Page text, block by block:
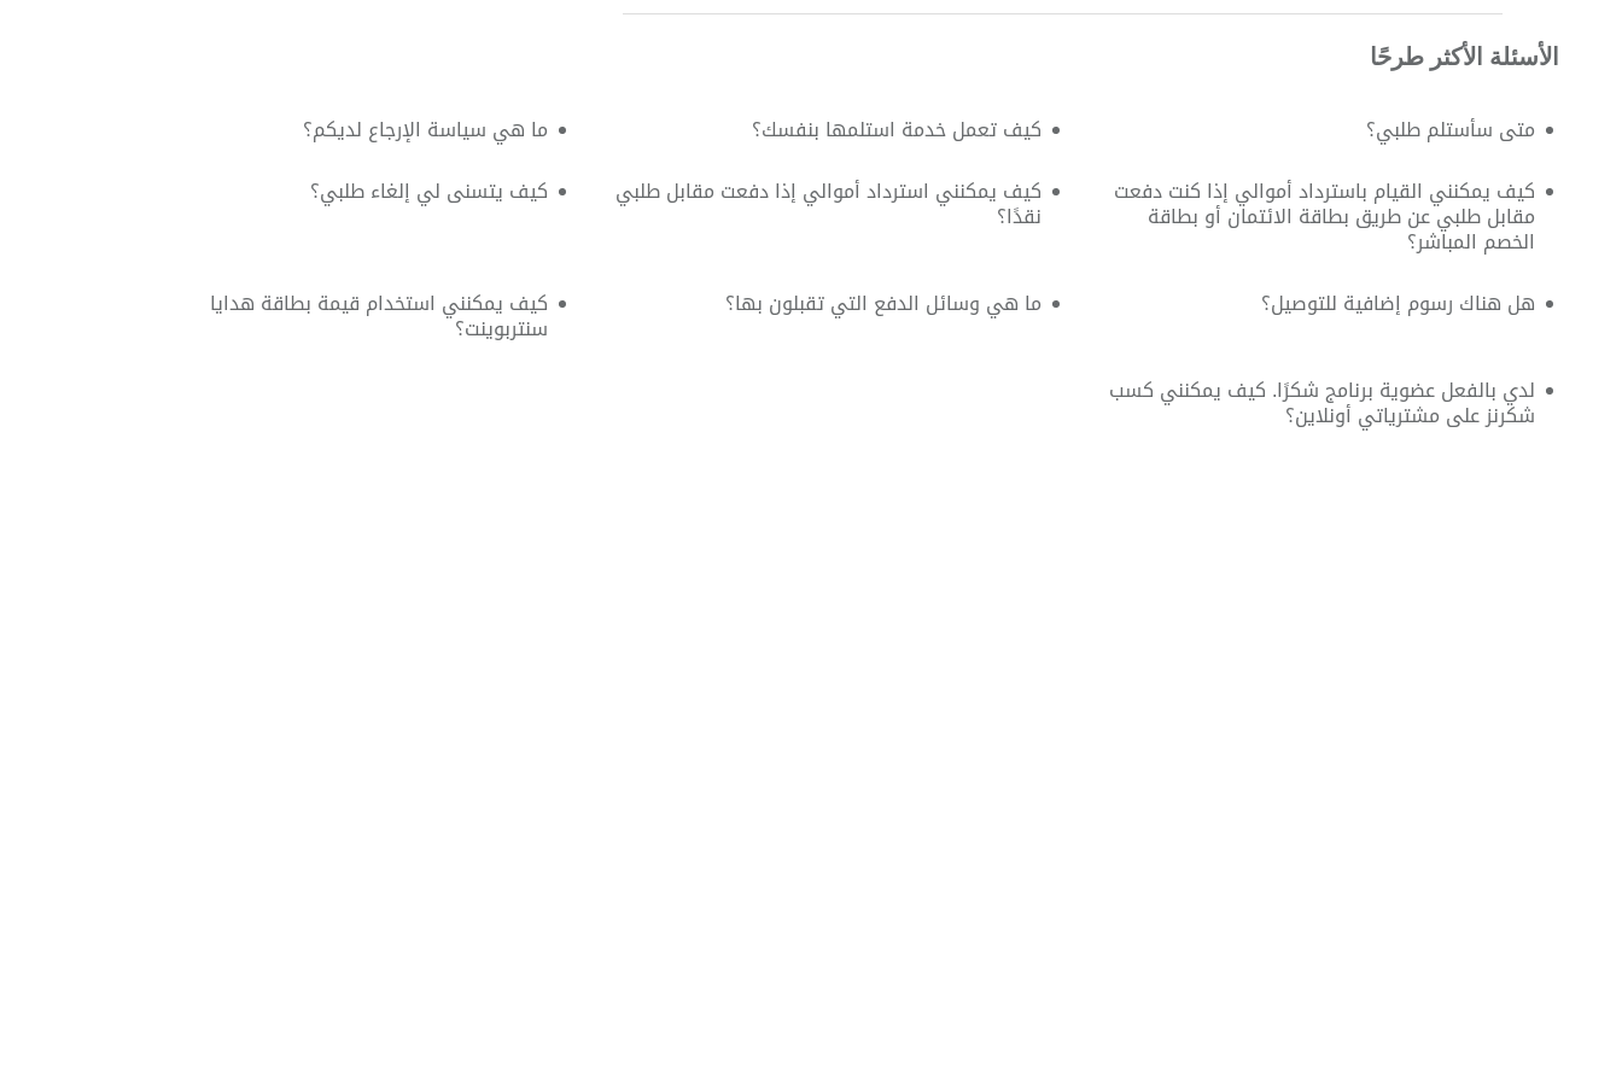
الأسئلة الأكثر طرحًا
متى سأستلم طلبي؟ كيف تعمل خدمة استلمها بنفسك؟
ما هي سياسة الإرجاع لديكم؟
كيف يمكنني القيام باسترداد أموالي إذا كنت دفعت
مقابل طلبي عن طريق بطاقة الائتمان أو بطاقة
الخصم المباشر؟
كيف يمكنني استرداد أموالي إذا دفعت مقابل طلبي
نقدًا؟
كيف يتسنى لي إلغاء طلبي؟
هل هناك رسوم إضافية للتوصيل؟ ما هي وسائل الدفع التي تقبلون بها؟ كيف يمكنني استخدام قيمة بطاقة هدايا
سنتربوينت؟
لدي بالفعل عضوية برنامج شكرًا. كيف يمكنني كسب
شكرنز على مشترياتي أونلاين؟